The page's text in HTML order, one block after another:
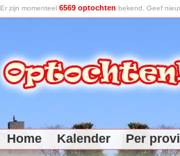
Er zijn momenteel 6569 optochten bekend. Geef
Home Kalender Per